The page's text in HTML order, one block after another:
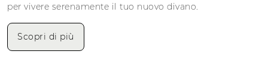
per vivere serenamente il tuo nuovo divano.
Scopri di più